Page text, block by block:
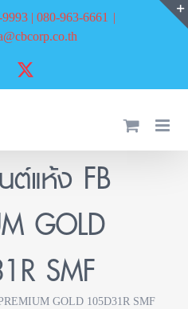
| 080-963-6661 |
Facebook
ต์แห้ง FB
GOLD
SMF
GOLD 105D31R SMF